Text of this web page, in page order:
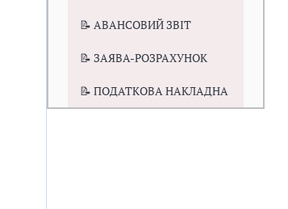
📝 АВАНСОВИЙ ЗВІТ
📝 ЗАЯВА-РОЗРАХУНОК
📝 ПОДАТКОВА НАКЛАДНА